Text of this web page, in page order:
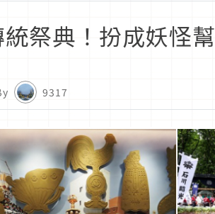
祭典！扮成妖怪
9317